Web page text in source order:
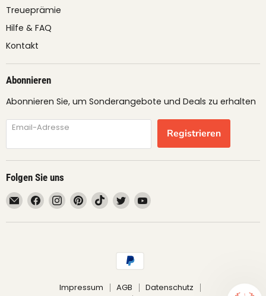
Treueprämie
Hilfe & FAQ
Kontakt
Abonnieren
Abonnieren Sie, um Sonderangebote und Deals zu erhalten
Email-Adresse Registrieren
Folgen Sie uns
Email
fruimundo
Finden
Sie
uns
Finden
Sie
uns
Finden
Sie
uns
Pinterest
Finden
Sie
uns
TikTok
Finden
Sie
uns
Twitter
Finden
uns
Impressum AGB
Datenschutz